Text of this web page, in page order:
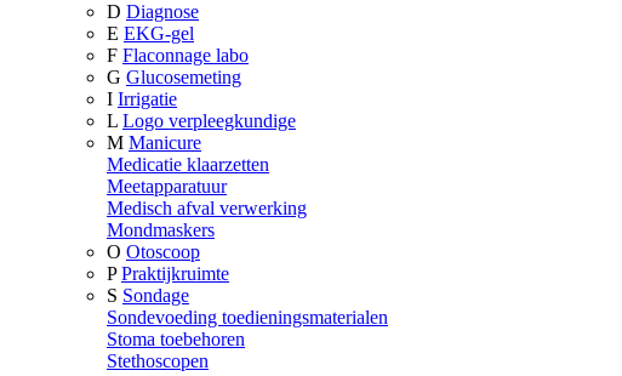
D Diagnose
E EKG-gel
F Flaconnage labo
G Glucosemeting
I Irrigatie
L Logo verpleegkundige
M Manicure
Medicatie klaarzetten
Meetapparatuur
Medisch afval verwerking
Mondmaskers
O Otoscoop
P Praktijkruimte
S Sondage
Sondevoeding toedieningsmaterialen
Stoma toebehoren
Stethoscopen